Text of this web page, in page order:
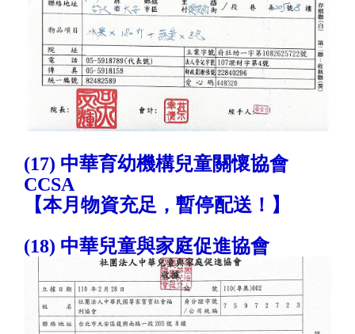
(17) 中華育幼機構兒童關懷協會
CCSA
【本月物資充足，暫停配送！】
(18) 中華兒童與家庭促進協會